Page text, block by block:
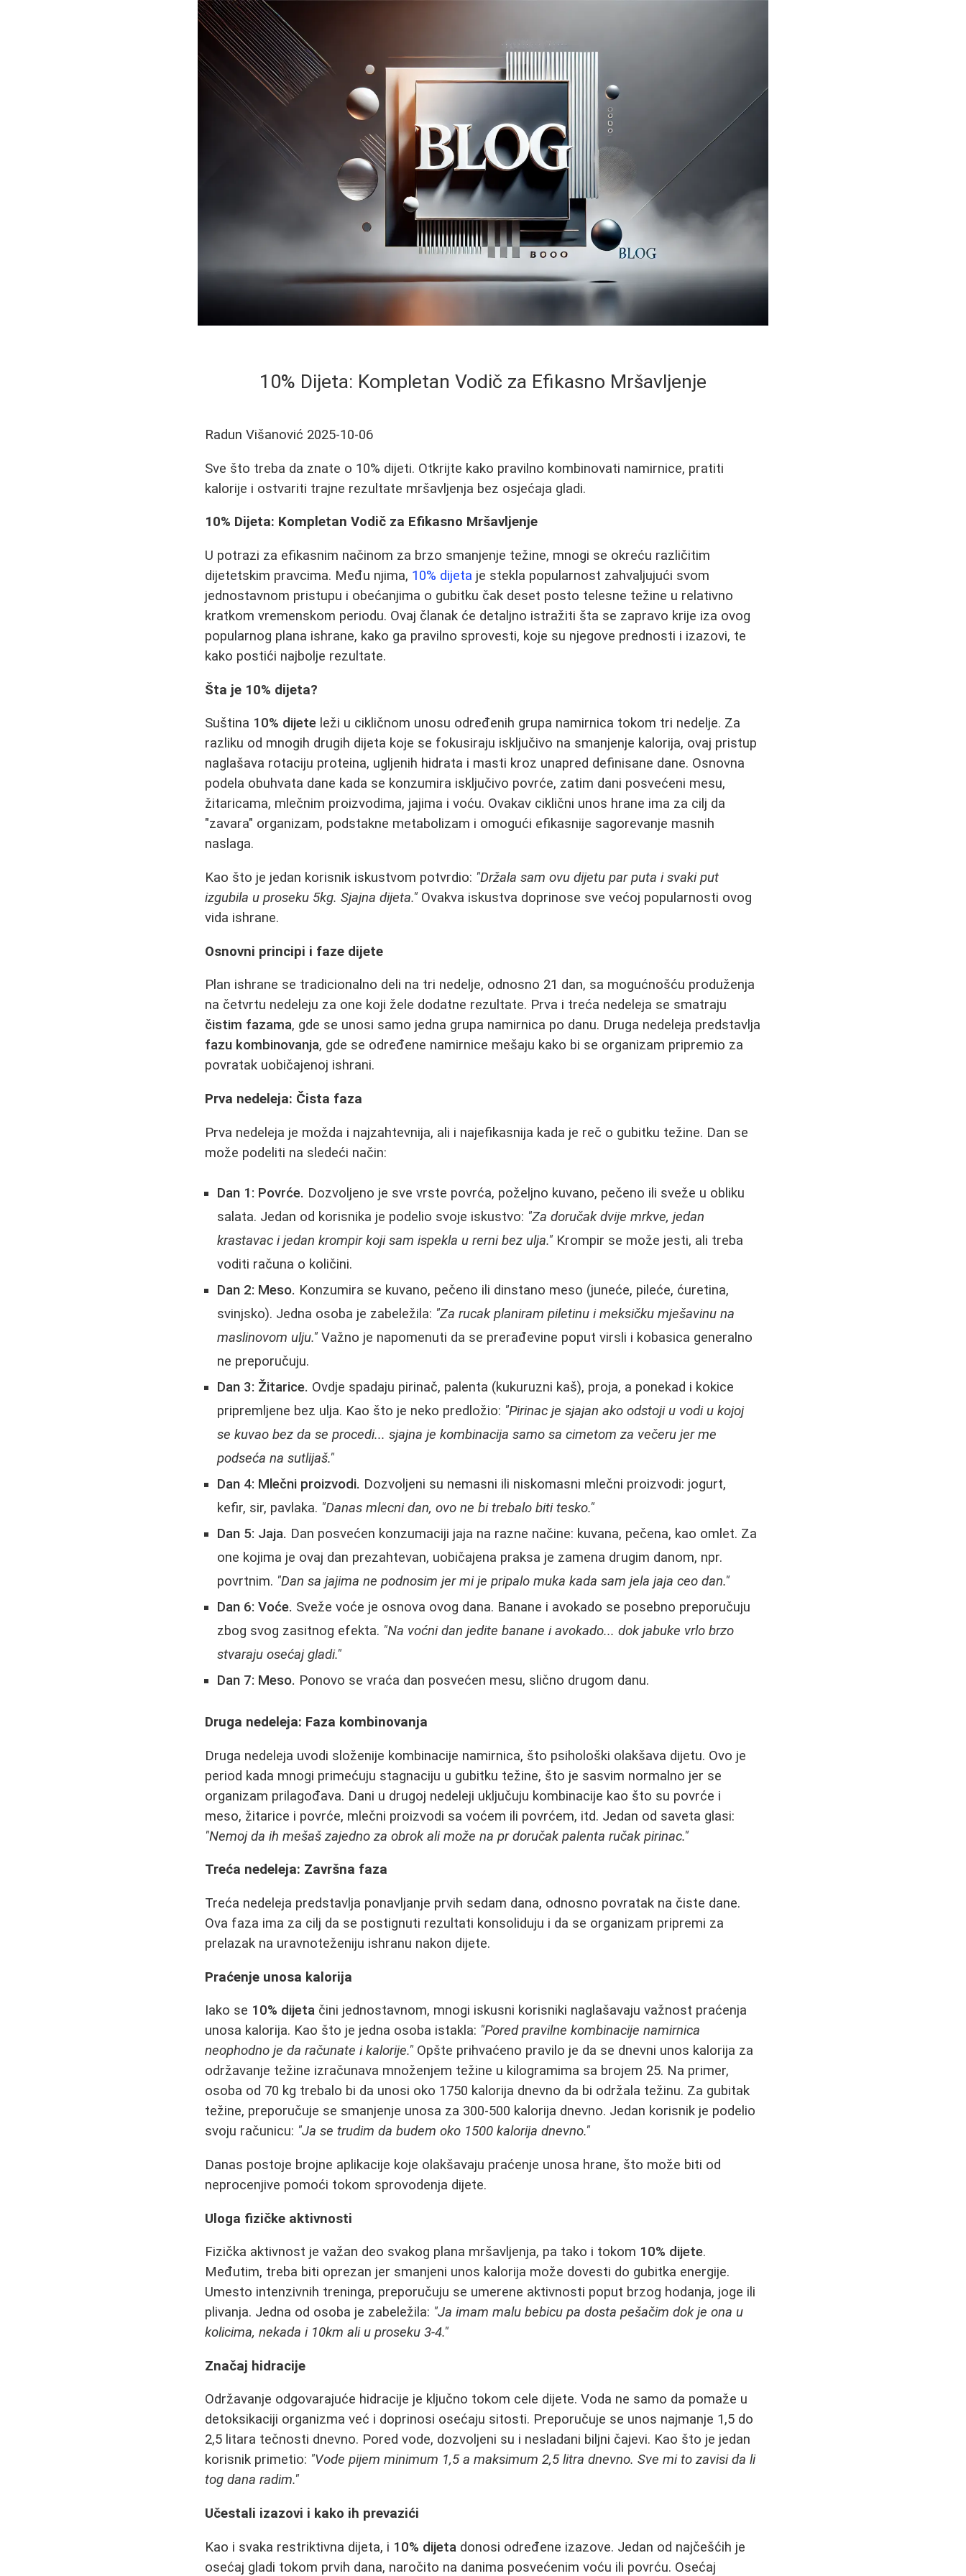
10% Dijeta: Kompletan Vodič za Efikasno Mršavljenje
Radun Višanović 2025-10-06
Sve što treba da znate o 10% dijeti. Otkrijte kako pravilno kombinovati namirnice, pratiti
kalorije i ostvariti trajne rezultate mršavljenja bez osjećaja gladi.
10% Dijeta: Kompletan Vodič za Efikasno Mršavljenje
U potrazi za efikasnim načinom za brzo smanjenje težine, mnogi se okreću različitim
dijetetskim pravcima. Među njima, 10% dijeta je stekla popularnost zahvaljujući svom
jednostavnom pristupu i obećanjima o gubitku čak deset posto telesne težine u relativno
kratkom vremenskom periodu. Ovaj članak će detaljno istražiti šta se zapravo krije iza ovog
popularnog plana ishrane, kako ga pravilno sprovesti, koje su njegove prednosti i izazovi, te
kako postići najbolje rezultate.
Šta je 10% dijeta?
Suština 10% dijete leži u cikličnom unosu određenih grupa namirnica tokom tri nedelje. Za
razliku od mnogih drugih dijeta koje se fokusiraju isključivo na smanjenje kalorija, ovaj pristup
naglašava rotaciju proteina, ugljenih hidrata i masti kroz unapred definisane dane. Osnovna
podela obuhvata dane kada se konzumira isključivo povrće, zatim dani posvećeni mesu,
žitaricama, mlečnim proizvodima, jajima i voću. Ovakav ciklični unos hrane ima za cilj da
"zavara" organizam, podstakne metabolizam i omogući efikasnije sagorevanje masnih
naslaga.
Kao što je jedan korisnik iskustvom potvrdio: "Držala sam ovu dijetu par puta i svaki put
izgubila u proseku 5kg. Sjajna dijeta." Ovakva iskustva doprinose sve većoj popularnosti ovog
vida ishrane.
Osnovni principi i faze dijete
Plan ishrane se tradicionalno deli na tri nedelje, odnosno 21 dan, sa mogućnošću produženja
na četvrtu nedeleju za one koji žele dodatne rezultate. Prva i treća nedeleja se smatraju
čistim fazama, gde se unosi samo jedna grupa namirnica po danu. Druga nedeleja predstavlja
fazu kombinovanja, gde se određene namirnice mešaju kako bi se organizam pripremio za
povratak uobičajenoj ishrani.
Prva nedeleja: Čista faza
Prva nedeleja je možda i najzahtevnija, ali i najefikasnija kada je reč o gubitku težine. Dan se
može podeliti na sledeći način:
Dan 1: Povrće. Dozvoljeno je sve vrste povrća, poželjno kuvano, pečeno ili sveže u obliku
salata. Jedan od korisnika je podelio svoje iskustvo: "Za doručak dvije mrkve, jedan
krastavac i jedan krompir koji sam ispekla u rerni bez ulja." Krompir se može jesti, ali treba
voditi računa o količini.
Dan 2: Meso. Konzumira se kuvano, pečeno ili dinstano meso (juneće, pileće, ćuretina,
svinjsko). Jedna osoba je zabeležila: "Za rucak planiram piletinu i meksičku mješavinu na
maslinovom ulju." Važno je napomenuti da se prerađevine poput virsli i kobasica generalno
ne preporučuju.
Dan 3: Žitarice. Ovdje spadaju pirinač, palenta (kukuruzni kaš), proja, a ponekad i kokice
pripremljene bez ulja. Kao što je neko predložio: "Pirinac je sjajan ako odstoji u vodi u kojoj
se kuvao bez da se procedi... sjajna je kombinacija samo sa cimetom za večeru jer me
podseća na sutlijaš."
Dan 4: Mlečni proizvodi. Dozvoljeni su nemasni ili niskomasni mlečni proizvodi: jogurt,
kefir, sir, pavlaka. "Danas mlecni dan, ovo ne bi trebalo biti tesko."
Dan 5: Jaja. Dan posvećen konzumaciji jaja na razne načine: kuvana, pečena, kao omlet. Za
one kojima je ovaj dan prezahtevan, uobičajena praksa je zamena drugim danom, npr.
povrtnim. "Dan sa jajima ne podnosim jer mi je pripalo muka kada sam jela jaja ceo dan."
Dan 6: Voće. Sveže voće je osnova ovog dana. Banane i avokado se posebno preporučuju
zbog svog zasitnog efekta. "Na voćni dan jedite banane i avokado... dok jabuke vrlo brzo
stvaraju osećaj gladi."
Dan 7: Meso. Ponovo se vraća dan posvećen mesu, slično drugom danu.
Druga nedeleja: Faza kombinovanja
Druga nedeleja uvodi složenije kombinacije namirnica, što psihološki olakšava dijetu. Ovo je
period kada mnogi primećuju stagnaciju u gubitku težine, što je sasvim normalno jer se
organizam prilagođava. Dani u drugoj nedeleji uključuju kombinacije kao što su povrće i
meso, žitarice i povrće, mlečni proizvodi sa voćem ili povrćem, itd. Jedan od saveta glasi:
"Nemoj da ih mešaš zajedno za obrok ali može na pr doručak palenta ručak pirinac."
Treća nedeleja: Završna faza
Treća nedeleja predstavlja ponavljanje prvih sedam dana, odnosno povratak na čiste dane.
Ova faza ima za cilj da se postignuti rezultati konsoliduju i da se organizam pripremi za
prelazak na uravnoteženiju ishranu nakon dijete.
Praćenje unosa kalorija
Iako se 10% dijeta čini jednostavnom, mnogi iskusni korisniki naglašavaju važnost praćenja
unosa kalorija. Kao što je jedna osoba istakla: "Pored pravilne kombinacije namirnica
neophodno je da računate i kalorije." Opšte prihvaćeno pravilo je da se dnevni unos kalorija za
održavanje težine izračunava množenjem težine u kilogramima sa brojem 25. Na primer,
osoba od 70 kg trebalo bi da unosi oko 1750 kalorija dnevno da bi održala težinu. Za gubitak
težine, preporučuje se smanjenje unosa za 300-500 kalorija dnevno. Jedan korisnik je podelio
svoju računicu: "Ja se trudim da budem oko 1500 kalorija dnevno."
Danas postoje brojne aplikacije koje olakšavaju praćenje unosa hrane, što može biti od
neprocenjive pomoći tokom sprovodenja dijete.
Uloga fizičke aktivnosti
Fizička aktivnost je važan deo svakog plana mršavljenja, pa tako i tokom 10% dijete.
Međutim, treba biti oprezan jer smanjeni unos kalorija može dovesti do gubitka energije.
Umesto intenzivnih treninga, preporučuju se umerene aktivnosti poput brzog hodanja, joge ili
plivanja. Jedna od osoba je zabeležila: "Ja imam malu bebicu pa dosta pešačim dok je ona u
kolicima, nekada i 10km ali u proseku 3-4."
Značaj hidracije
Održavanje odgovarajuće hidracije je ključno tokom cele dijete. Voda ne samo da pomaže u
detoksikaciji organizma već i doprinosi osećaju sitosti. Preporučuje se unos najmanje 1,5 do
2,5 litara tečnosti dnevno. Pored vode, dozvoljeni su i nesladani biljni čajevi. Kao što je jedan
korisnik primetio: "Vode pijem minimum 1,5 a maksimum 2,5 litra dnevno. Sve mi to zavisi da li
tog dana radim."
Učestali izazovi i kako ih prevazići
Kao i svaka restriktivna dijeta, i 10% dijeta donosi određene izazove. Jedan od najčešćih je
osećaj gladi tokom prvih dana, naročito na danima posvećenim voću ili povrću. Osećaj